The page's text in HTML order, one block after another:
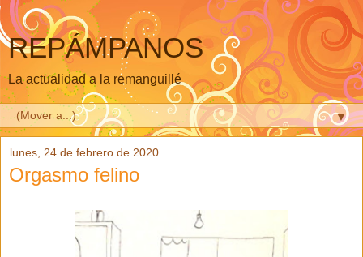
REPÁMPANOS
La actualidad a la remanguillé
▼
lunes, 24 de febrero de 2020
Orgasmo felino